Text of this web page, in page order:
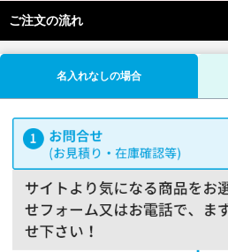
ご注文の流れ
名入れなしの場合